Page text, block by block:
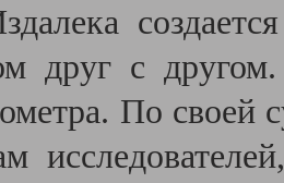
друг с
По своей